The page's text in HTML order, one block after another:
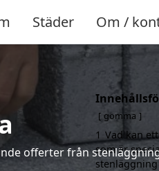
Städer Om /
offerter från
gömma
1 Vad kan
som är